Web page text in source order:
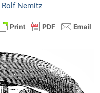
Rolf Nemitz